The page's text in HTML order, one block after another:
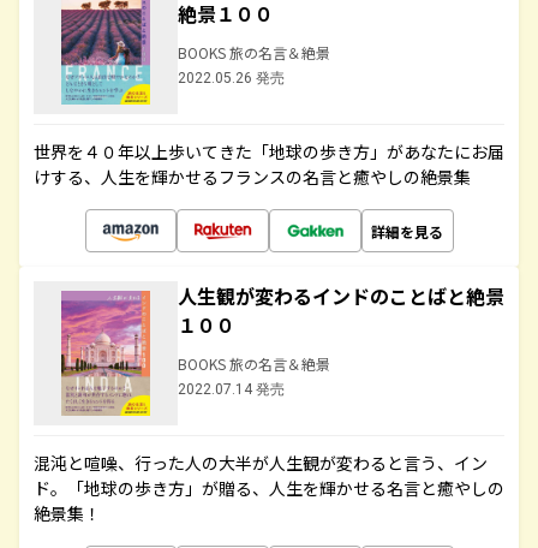
絶景１００
BOOKS 旅の名言＆絶景
2022.05.26 発売
世界を４０年以上歩いてきた「地球の歩き方」があなたにお届
けする、人生を輝かせるフランスの名言と癒やしの絶景集
詳細を見る
人生観が変わるインドのことばと絶景
１００
BOOKS 旅の名言＆絶景
2022.07.14 発売
混沌と喧噪、行った人の大半が人生観が変わると言う、イン
ド。「地球の歩き方」が贈る、人生を輝かせる名言と癒やしの
絶景集！